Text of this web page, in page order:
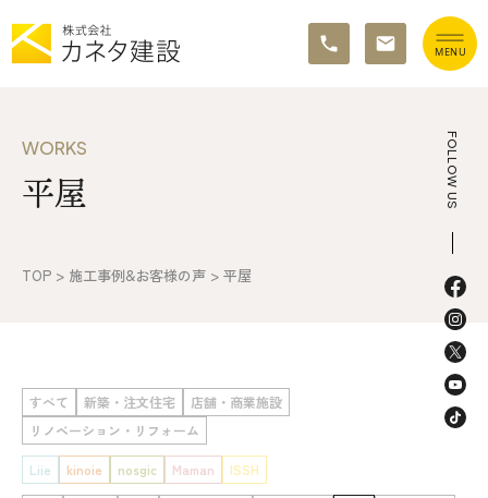
イベント情報
施工事例&お客様の声
不動産情報
FOLLOW US
WORKS
平屋
TOP > 施工事例&お客様の声 > 平屋
すべて 新築・注文住宅
店舗・商業施設
リノベーション・リフォーム
Liie kinoie nosgic Maman ISSH